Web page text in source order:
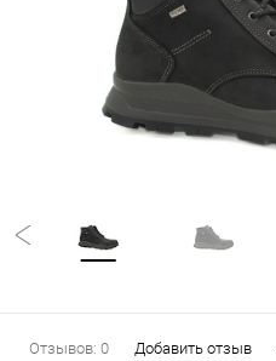
Отзывов: 0 Добавить отзыв